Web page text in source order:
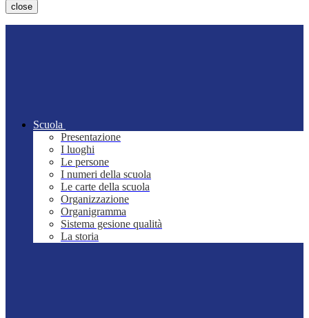
close
Scuola
Presentazione
I luoghi
Le persone
I numeri della scuola
Le carte della scuola
Organizzazione
Organigramma
Sistema gesione qualità
La storia